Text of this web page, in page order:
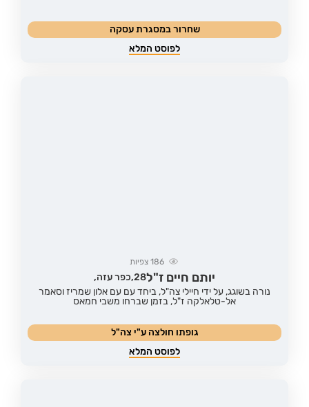
שחרור במסגרת עסקה
לפוסט המלא
186צפיות
יותם חיים ז"ל28, כפר עזה,
נורה בשוגג, על ידי חיילי צה"ל, ביחד עם עם אלון שמריז וסאמר
אל-טלאלקה ז"ל, בזמן שברחו משבי חמאס
גופתו חולצה ע"י צה"ל
לפוסט המלא